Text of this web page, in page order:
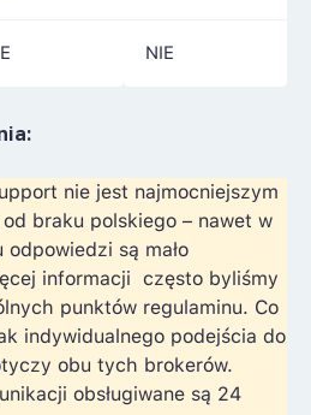
NIE
nie jest najmocniejszym
braku polskiego – nawet w
są mało
informacji często byliśmy
punktów regulaminu. Co
indywidualnego podejścia do
obu tych brokerów.
obsługiwane są 24